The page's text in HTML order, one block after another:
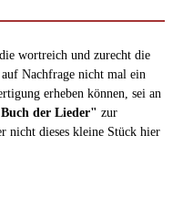
wortreich und zurecht die
Nachfrage nicht mal ein
erheben können, sei an
der Lieder" zur
nicht dieses kleine Stück hier